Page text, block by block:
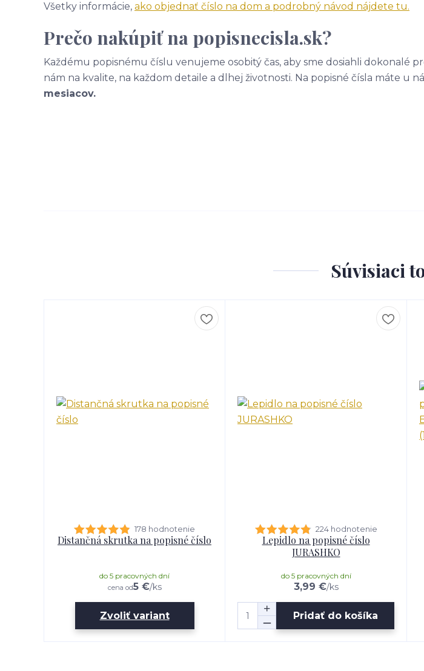
Všetky informácie, ako objednať číslo na dom a podrobný návod nájdete tu.
Prečo nakúpiť na popisnecisla.sk?
Každému popisnému číslu venujeme osobitý čas, aby sme dosiahli dokonalé
nám na kvalite, na každom detaile a dlhej životnosti. Na popisné čísla máte u
mesiacov.
Súvisiaci
178 hodnotenie
Distančná skrutka na popisné číslo
cena od5 €/ks
do 5 pracovných dní
Zvoliť variant
224 hodnotenie
Lepidlo na popisné číslo
JURASHKO
3,99 €/ks
do 5 pracovných dní
Pridať do košíka